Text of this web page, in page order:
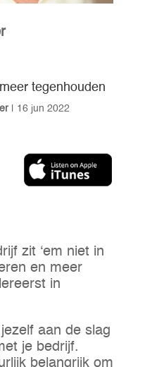
tegenhouden
| 16 jun 2022
zit ‘em niet in
en meer
in
aan de slag
je bedrijf.
belangrijk om